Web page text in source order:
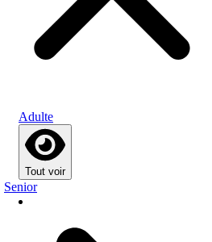
Adulte
Tout voir
Senior